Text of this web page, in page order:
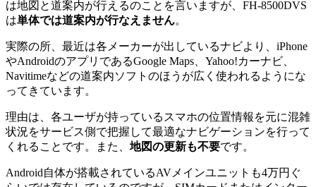
は地図と道案内が行えるのことを言いますが、FH-8500DVS
は単体では道案内が行なえません。
実際の所、最近は各メーカーが出しているナビより、iPhone
やAndroidのアプリであるGoogle Maps、Yahoo!カーナビ、
Navitimeなどの道案内ソフトのほうが広く使われるようにな
ってきています。
理由は、各ユーザが持っているスマホの位置情報を元に混雑
状況をサービス側で把握して最適なナビゲーションを行って
くれることです。また、 地図の更新も不要です。
Android自体が搭載されているAVメインユニットも4万円ぐ